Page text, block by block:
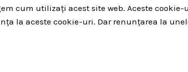
cum utilizați acest site web. Aceste
la aceste cookie-uri. Dar renunțarea la